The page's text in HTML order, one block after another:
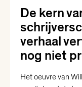
De kern
verhaal
nog niet
Het oeuvre van